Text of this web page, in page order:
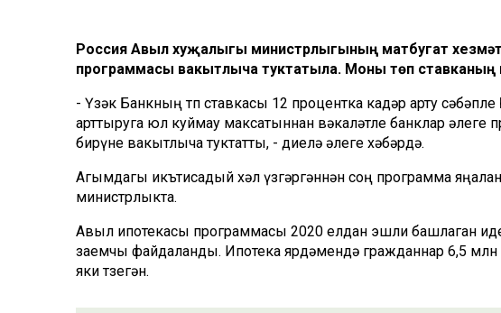
Россия Авыл хуҗалыгы министрлыгының матбугат
программасы вакытлыча туктатыла. Моны төп ставканың
- Үзәк Банкның төп ставкасы 12 процентка кадәр арту
арттыруга юл куймау максатыннан вәкаләтле банклар әлеге
бирүне вакытлыча туктатты, - диелә әлеге хәбәрдә.
Агымдагы икътисадый хәл үзгәргәннән соң программа
министрлыкта.
Авыл ипотекасы программасы 2020 елдан эшли башлаган
заемчы файдаланды. Ипотека ярдәмендә гражданнар 6,5 млн
яки төзегән.